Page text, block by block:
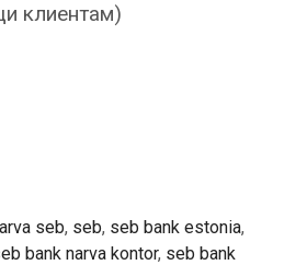
клиентам)
seb, seb, seb bank estonia,
bank narva kontor, seb bank